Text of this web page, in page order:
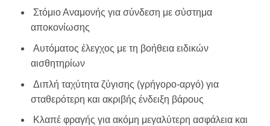
Στόμιο Αναμονής για σύνδεση με σύστημα
αποκονίωσης
Αυτόματος έλεγχος με τη βοήθεια ειδικών
αισθητηρίων
Διπλή ταχύτητα ζύγισης (γρήγορο-αργό) για
σταθερότερη και ακριβής ένδειξη βάρους
Κλαπέ φραγής για ακόμη μεγαλύτερη ασφάλεια και